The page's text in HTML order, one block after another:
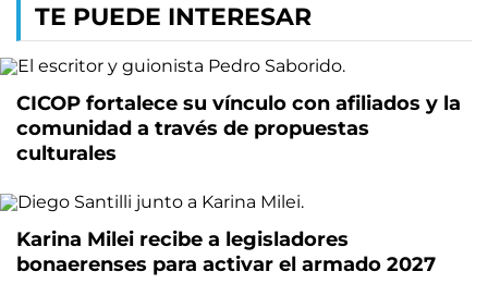
TE PUEDE INTERESAR
CICOP fortalece su vínculo con afiliados y la
comunidad a través de propuestas
culturales
Karina Milei recibe a legisladores
bonaerenses para activar el armado 2027